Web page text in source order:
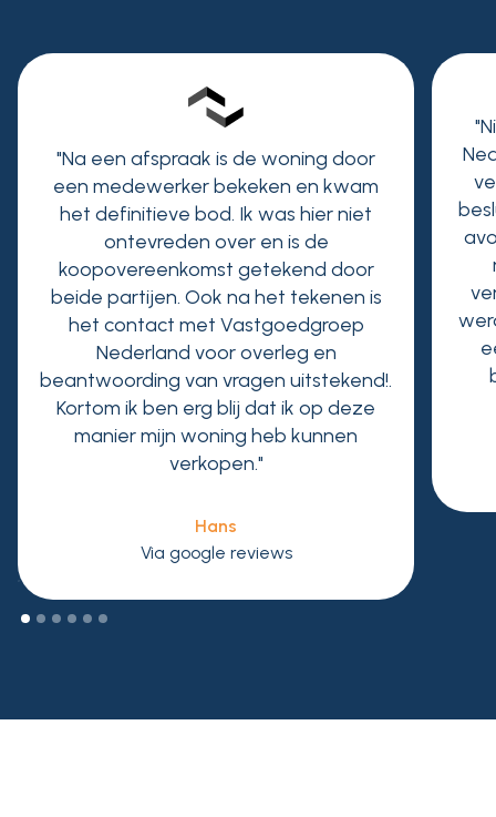
"Na een afspraak is de woning door
een medewerker bekeken en kwam
het definitieve bod. Ik was hier niet
ontevreden over en is de
koopovereenkomst getekend door
beide partijen. Ook na het tekenen is
het contact met Vastgoedgroep
Nederland voor overleg en
beantwoording van vragen uitstekend!.
Kortom ik ben erg blij dat ik op deze
manier mijn woning heb kunnen
verkopen."
Hans
Via google reviews